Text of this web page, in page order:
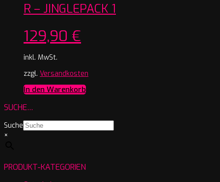
R – JINGLEPACK 1
129,90 €
inkl. MwSt.
zzgl. Versandkosten
In den Warenkorb
SUCHE…
Suche
×
PRODUKT-KATEGORIEN